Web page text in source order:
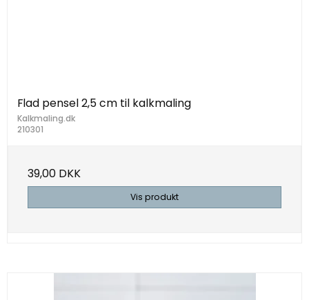
Flad pensel 2,5 cm til kalkmaling
Kalkmaling.dk
210301
39,00 DKK
Vis produkt